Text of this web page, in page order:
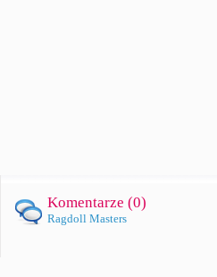
Komentarze (0)
Ragdoll Masters